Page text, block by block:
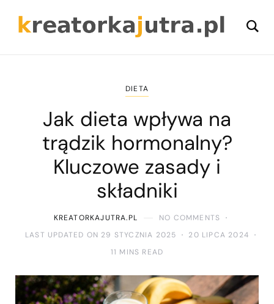
DIETA
Jak dieta wpływa na
trądzik hormonalny?
Kluczowe zasady i
składniki
KREATORKAJUTRA.PL
NO COMMENTS
LAST UPDATED ON 29 STYCZNIA 2025
20 LIPCA 2024
11 MINS READ